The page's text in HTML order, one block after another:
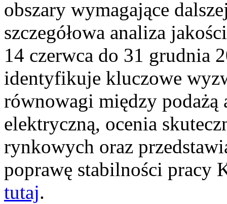
obszary wymagające
szczegółowa analiza
14 czerwca do 31 grudnia
identyfikuje kluczowe
równowagi między podażą
elektryczną, ocenia
rynkowych oraz
poprawę stabilności pracy
tutaj.